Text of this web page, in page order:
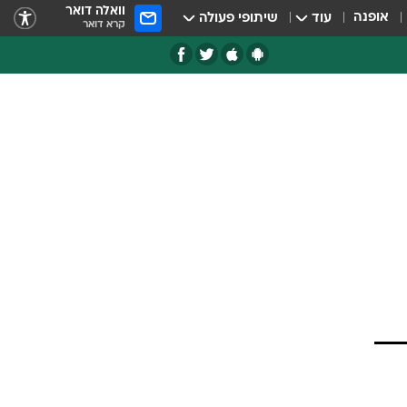
אופנה עוד שיתופי פעולה וואלה דואר
קרא דואר